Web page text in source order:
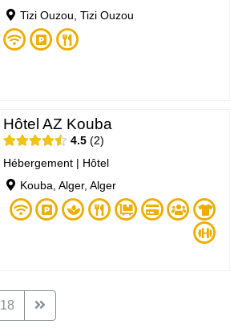
Tizi Ouzou, Tizi Ouzou
Hôtel AZ Kouba
4.5
2
Hébergement | Hôtel
Kouba, Alger, Alger
18